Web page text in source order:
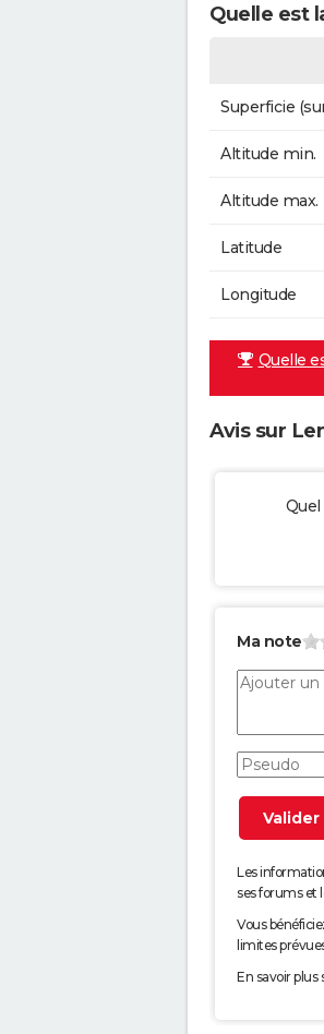
Quelle est
Superficie
Altitude min.
Altitude max.
Latitude
Longitude
Quelle
Avis sur
Ma note
Les
ses forums et
Vous
limites
En savoir plus